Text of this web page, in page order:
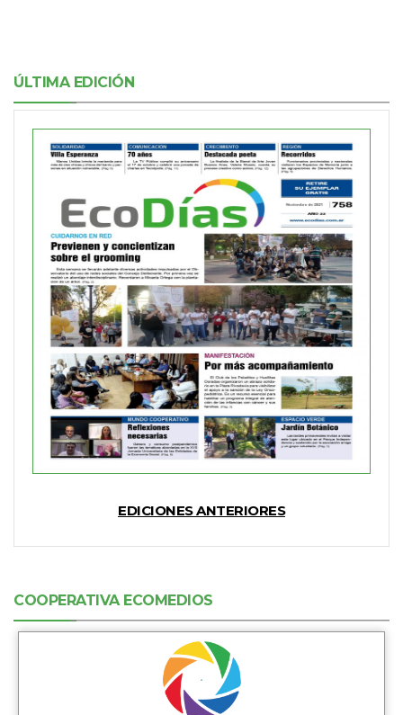
ÚLTIMA EDICIÓN
EDICIONES ANTERIORES
COOPERATIVA ECOMEDIOS